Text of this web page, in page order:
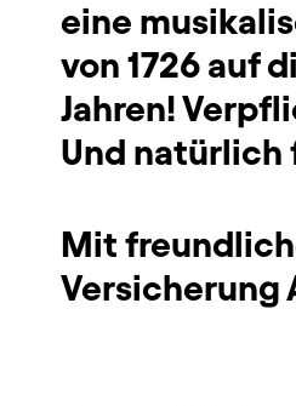
eine
von 1726 auf
Jahren!
Und natürlich
Mit
Versicherung